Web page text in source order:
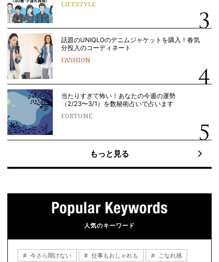
LIFESTYLE
話題のUNIQLOのデニムジャケットを購入！春気
分投入のコーディネート
FASHION
当たりすぎて怖い！あなたの今週の運勢
（2/23〜3/1）を数秘術占いで占います
FORTUNE
もっと見る
人気のキーワード
今さら聞けない 仕事もおしゃれも
こなれ感